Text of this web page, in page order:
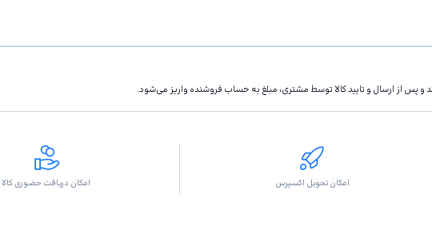
پس از ارسال و تاييد كالا توسط مشتری، مبلغ به حساب فروشنده واريز مى‌شود.
امکان تحویل اکسپرس امکان دریافت حضوری کالا